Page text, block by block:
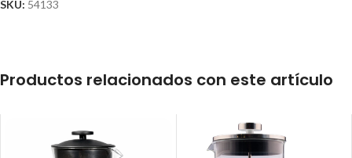
SKU: 54133
Productos relacionados con este artículo